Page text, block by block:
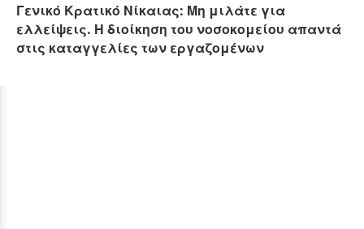
Γενικό Κρατικό Νίκαιας: Μη μιλάτε για
ελλείψεις. Η διοίκηση του νοσοκομείου απαντά
στις καταγγελίες των εργαζομένων